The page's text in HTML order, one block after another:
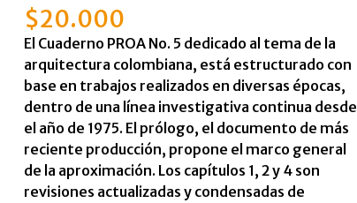
$20.000
El Cuaderno PROA No. 5 dedicado al te­ma de la
arquitectura colombiana, está estructurado con
base en trabajos reali­zados en diversas épocas,
dentro de una línea investigativa continua desde
el año de 1975. El prólogo, el documento de más
reciente producción, propone el marco general
de la aproximación. Los capítulos 1, 2 y 4 son
revisiones actuali­zadas y condensadas de